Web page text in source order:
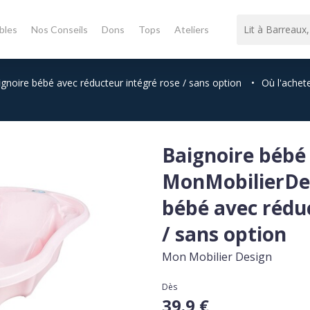
Nos Conseils Dons Tops Ateliers
bébé avec réducteur intégré rose / sans option • Où
Baignoire bébé
bébé avec
/ sans option
Mon Mobilier Design
Dès